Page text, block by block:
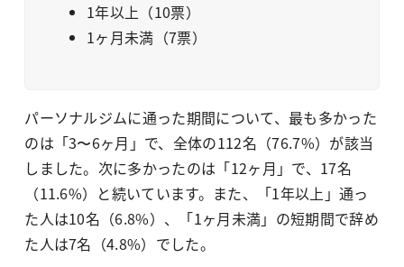
1年以上（10票）
1ヶ月未満（7票）
パーソナルジムに通った期間について、最も多かった
のは「3〜6ヶ月」で、全体の112名（76.7%）が該当
しました。次に多かったのは「12ヶ月」で、17名
（11.6%）と続いています。また、「1年以上」通っ
た人は10名（6.8%）、「1ヶ月未満」の短期間で辞め
た人は7名（4.8%）でした。